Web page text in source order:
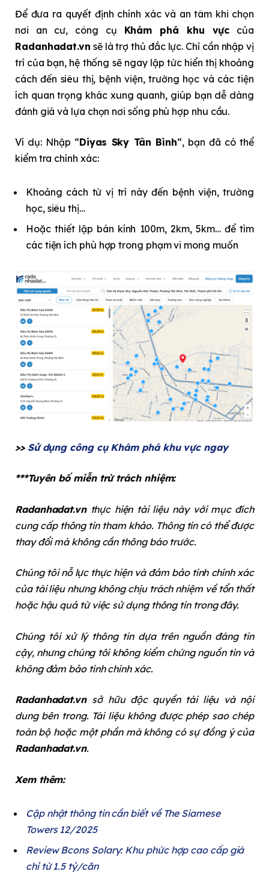
Để đưa ra quyết định chính xác và an tâm khi chọn
nơi an cư, công cụ Khám phá khu vực của
Radanhadat.vn sẽ là trợ thủ đắc lực. Chỉ cần nhập vị
trí của bạn, hệ thống sẽ ngay lập tức hiển thị khoảng
cách đến siêu thị, bệnh viện, trường học và các tiện
ích quan trọng khác xung quanh, giúp bạn dễ dàng
đánh giá và lựa chọn nơi sống phù hợp nhu cầu.
Ví dụ: Nhập “Diyas Sky Tân Bình“, bạn đã có thể
kiểm tra chính xác:
Khoảng cách từ vị trí này đến bệnh viện, trường
học, siêu thị…
Hoặc thiết lập bán kính 100m, 2km, 5km… để tìm
các tiện ích phù hợp trong phạm vi mong muốn
>>Sử dụng công cụ Khám phá khu vực ngay
***Tuyên bố miễn trừ trách nhiệm:
Radanhadat.vnthực hiện tài liệu này với mục đích
cung cấp thông tin tham khảo. Thông tin có thể được
thay đổi mà không cần thông báo trước.
Chúng tôi nỗ lực thực hiện và đảm bảo tính chính xác
của tài liệu nhưng không chịu trách nhiệm về tổn thất
hoặc hậu quả từ việc sử dụng thông tin trong đây.
Chúng tôi xử lý thông tin dựa trên nguồn đáng tin
cậy, nhưng chúng tôi không kiểm chứng nguồn tin và
không đảm bảo tính chính xác.
Radanhadat.vn sở hữu độc quyền tài liệu và nội
dung bên trong. Tài liệu không được phép sao chép
toàn bộ hoặc một phần mà không có sự đồng ý của
Radanhadat.vn.
Xem thêm:
Cập nhật thông tin cần biết về The Siamese
Towers 12/2025
Review Bcons Solary: Khu phức hợp cao cấp giá
chỉ từ 1.5 tỷ/căn